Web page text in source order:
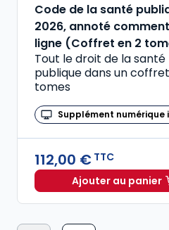
Code de la santé
2026, annoté
ligne (Coffret en 2
Tout le droit de la santé
publique dans un
tomes
Supplément numérique
112,00 € TTC
Ajouter au panier